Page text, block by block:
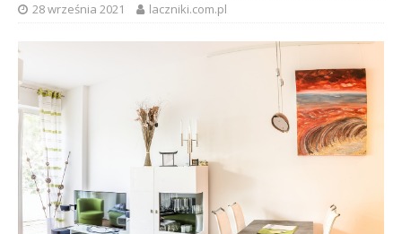
28 września 2021 laczniki.com.pl